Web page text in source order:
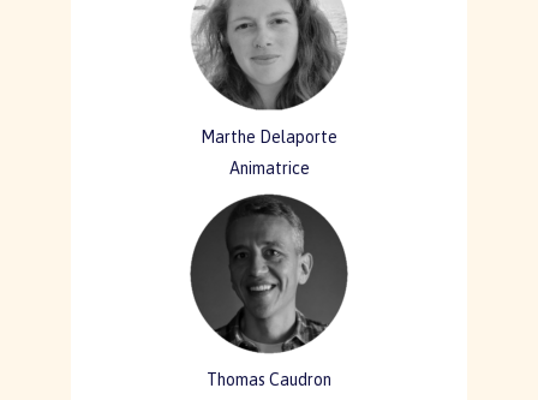
Marthe Delaporte
Animatrice
Thomas Caudron